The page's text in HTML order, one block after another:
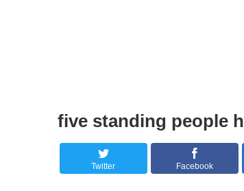
five standing people
Twitter Facebook